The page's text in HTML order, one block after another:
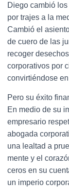
Diego cambió
por trajes a la
Cambió el
de cuero de las
recoger
corporativos por
convirtiéndose
Pero su éxito
En medio de su
empresario
abogada
una lealtad a
mente y el
ceros en su
un imperio